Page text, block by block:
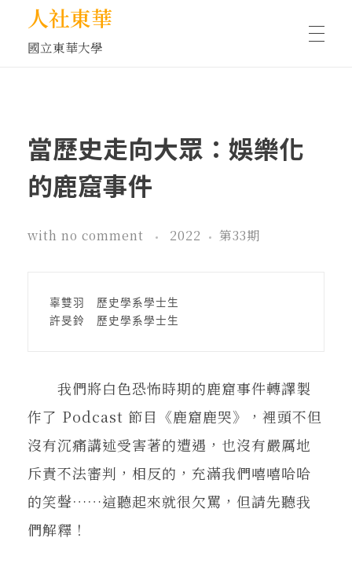
人社東華
國立東華大學
藝文空間
關鍵詞
當歷史走向大眾：娛樂化
的鹿窟事件
with no comment 2022 第33期
辜雙羽　歷史學系學士生
許旻鈴　歷史學系學士生
我們將白色恐怖時期的鹿窟事件轉譯製
作了 Podcast 節目《鹿窟鹿哭》，裡頭不但
沒有沉痛講述受害著的遭遇，也沒有嚴厲地
斥責不法審判，相反的，充滿我們嘻嘻哈哈
的笑聲……這聽起來就很欠罵，但請先聽我
們解釋！